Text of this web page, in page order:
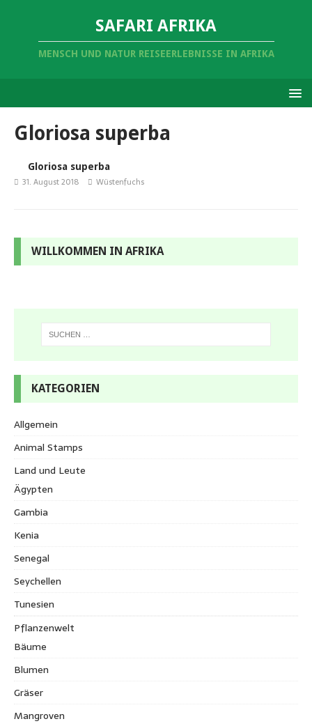
SAFARI AFRIKA
MENSCH UND NATUR REISEERLEBNISSE IN AFRIKA
Gloriosa superba
Gloriosa superba
31. August 2018 Wüstenfuchs
WILLKOMMEN IN AFRIKA
KATEGORIEN
Allgemein
Animal Stamps
Land und Leute
Ägypten
Gambia
Kenia
Senegal
Seychellen
Tunesien
Pflanzenwelt
Bäume
Blumen
Gräser
Mangroven